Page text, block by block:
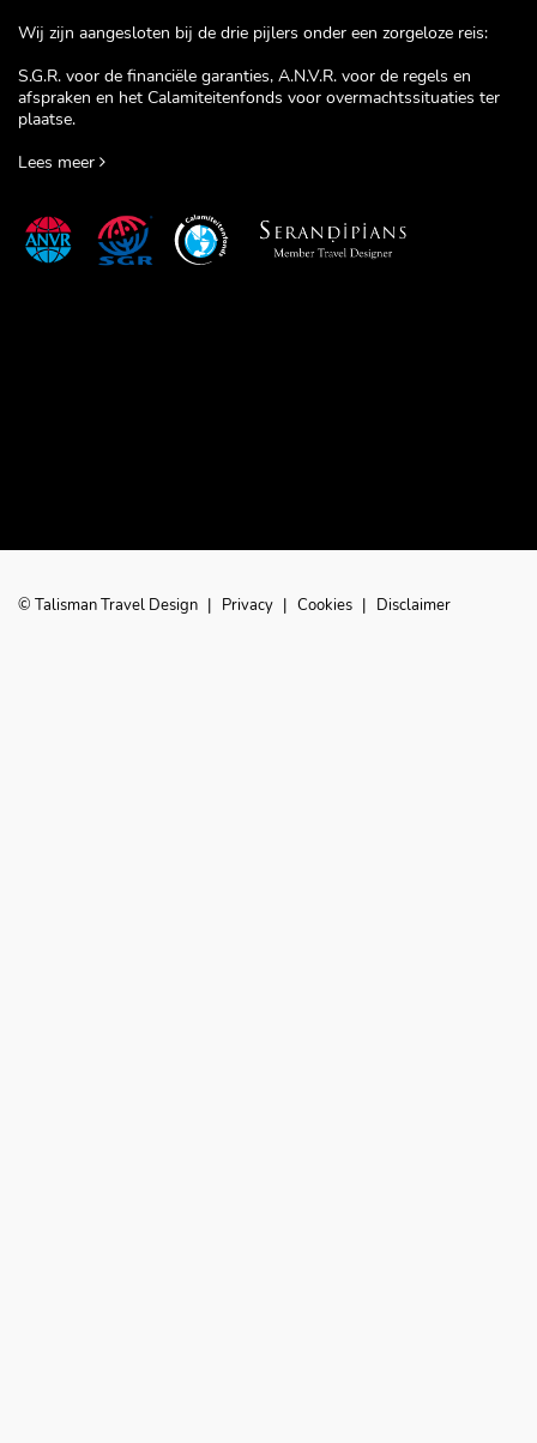
Wij zijn aangesloten bij de drie pijlers onder een zorgeloze reis:
S.G.R. voor de financiële garanties, A.N.V.R. voor de regels en
afspraken en het Calamiteitenfonds voor overmachtssituaties ter
plaatse.
Lees meer
© Talisman Travel Design | Privacy | Cookies | Disclaimer